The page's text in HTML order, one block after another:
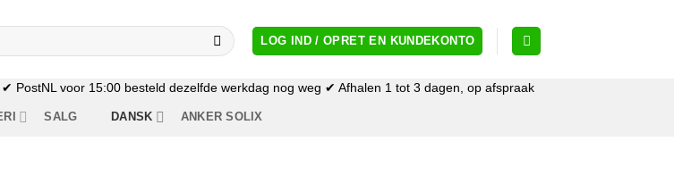
LOG IND / OPRET EN KUNDEKONTO
voor 15:00 besteld dezelfde werkdag nog weg ✔ Afhalen 1 tot 3 dagen, op afspraak
SALG DANSK ANKER SOLIX